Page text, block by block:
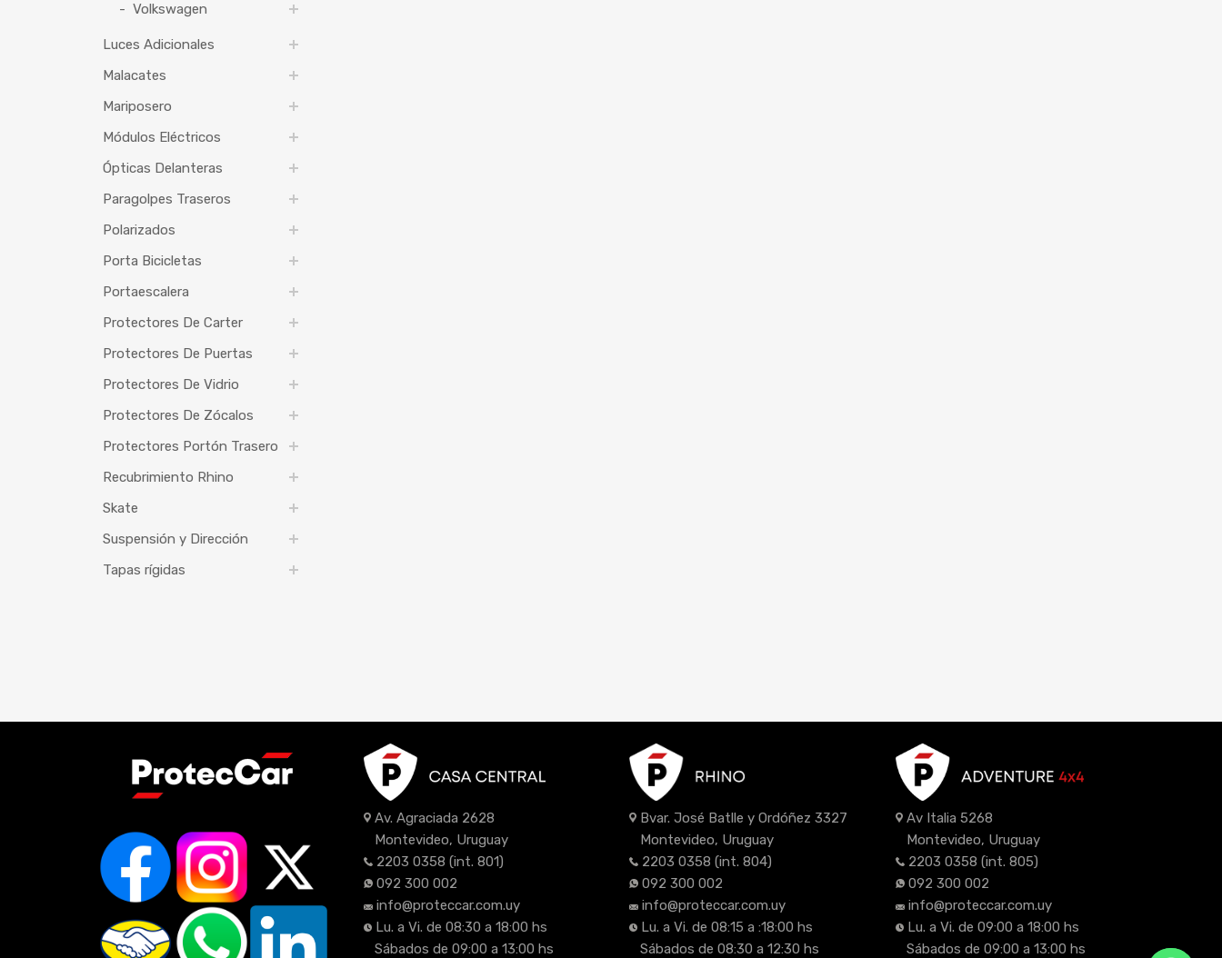
Volkswagen
Luces Adicionales
Malacates
Mariposero
Módulos Eléctricos
Ópticas Delanteras
Paragolpes Traseros
Polarizados
Porta Bicicletas
Portaescalera
Protectores De Carter
Protectores De Puertas
Protectores De Vidrio
Protectores De Zócalos
Protectores Portón Trasero
Recubrimiento Rhino
Skate
Suspensión y Dirección
Tapas rígidas
Av. Agraciada 2628
Montevideo, Uruguay
2203 0358 (int. 801)
092 300 002
info@proteccar.com.uy
Lu. a Vi. de 08:30 a 18:00 hs
Sábados de 09:00 a 13:00 hs
Bvar. José Batlle y Ordóñez 3327
Montevideo, Uruguay
2203 0358 (int. 804)
092 300 002
info@proteccar.com.uy
Lu. a Vi. de 08:15 a :18:00 hs
Sábados de 08:30 a 12:30 hs
Av Italia 5268
Montevideo, Uruguay
2203 0358 (int. 805)
092 300 002
info@proteccar.com.uy
Lu. a Vi. de 09:00 a 18:00 hs
Sábados de 09:00 a 13:00 hs